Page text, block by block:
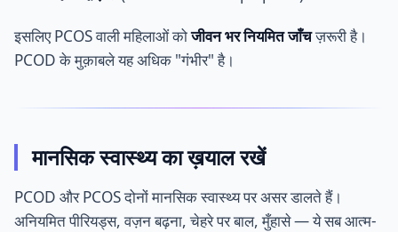
इसलिए PCOS वाली महिलाओं कोजीवन भर नियमित जाँचज़रूरी है।
PCOD के मुक़ाबले यह अधिक "गंभीर" है।
मानसिक स्वास्थ्य का ख़याल रखें
PCOD और PCOS दोनों मानसिक स्वास्थ्य पर असर डालते हैं।
अनियमित पीरियड्स, वज़न बढ़ना, चेहरे पर बाल, मुँहासे — ये सब आत्म-